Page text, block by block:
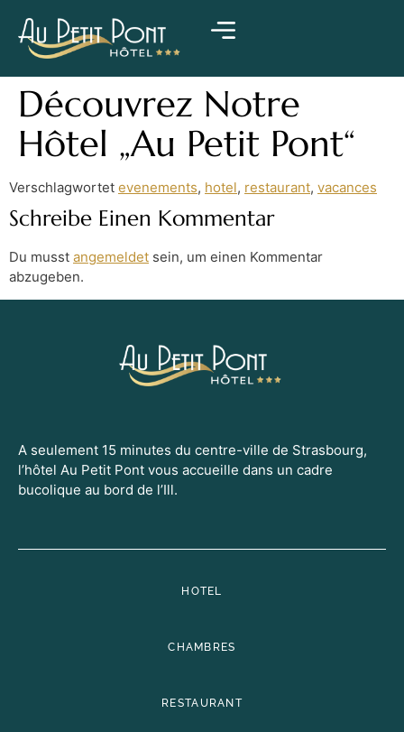
Découvrez Notre
Hôtel „Au Petit Pont“
Verschlagwortet evenements, hotel, restaurant, vacances
Schreibe Einen Kommentar
Du musst angemeldet sein, um einen Kommentar
abzugeben.
A seulement 15 minutes du centre-ville de Strasbourg,
l’hôtel Au Petit Pont vous accueille dans un cadre
bucolique au bord de l’Ill.
HOTEL
CHAMBRES
RESTAURANT